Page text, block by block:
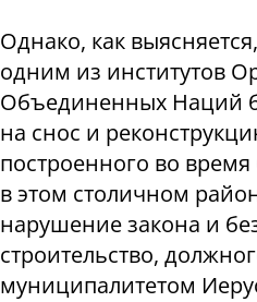
Однако, как
одним из институтов
Объединенных Наций
на снос и
построенного во
в этом столичном
нарушение закона и
строительство,
муниципалитетом